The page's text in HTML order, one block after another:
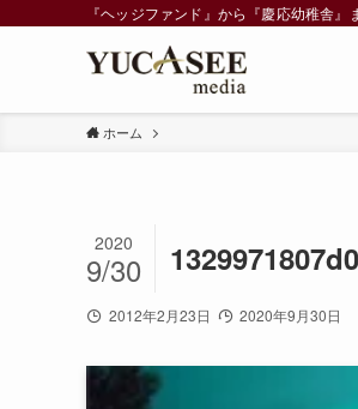
『ヘッジファンド』から『慶応幼稚舎
ホーム
2020
9/30
2012年2月23日 2020年9月30日